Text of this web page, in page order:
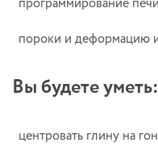
программирование
пороки и деформацию
Вы будете уметь:
центровать глину на